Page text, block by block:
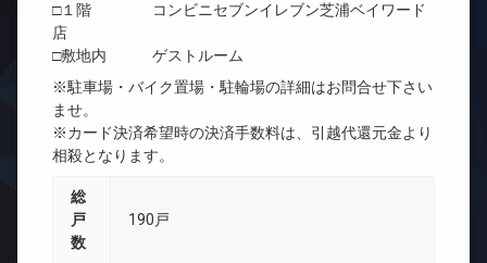
□１階 コンビニセブンイレブン芝浦ベイワード
店
□敷地内 ゲストルーム
※駐車場・バイク置場・駐輪場の詳細はお問合せ下さい
ませ。
※カード決済希望時の決済手数料は、引越代還元金より
相殺となります。
総
戸
数
190戸